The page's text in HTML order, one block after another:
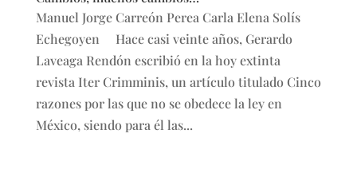
Manuel Jorge Carreón Perea Carla Elena Solís
Echegoyen Hace casi veinte años, Gerardo
Laveaga Rendón escribió en la hoy extinta
revista Iter Crimminis, un artículo titulado Cinco
razones por las que no se obedece la ley en
México, siendo para él las...